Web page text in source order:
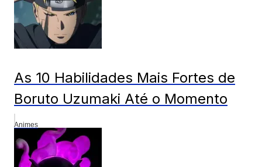
As 10 Habilidades Mais Fortes de
Boruto Uzumaki Até o Momento
Animes